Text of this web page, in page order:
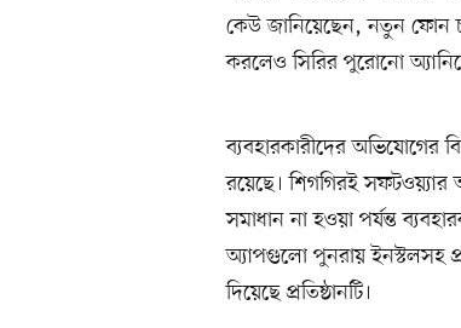
কেউ জানিয়েছেন, নতুন ফোন
করলেও সিরির পুরোনো
ব্যবহারকারীদের অভিযোগের
রয়েছে। শিগগিরই
সমাধান না হওয়া পর্যন্ত
অ্যাপগুলো পুনরায় ইনস্টলসহ
দিয়েছে প্রতিষ্ঠানটি।